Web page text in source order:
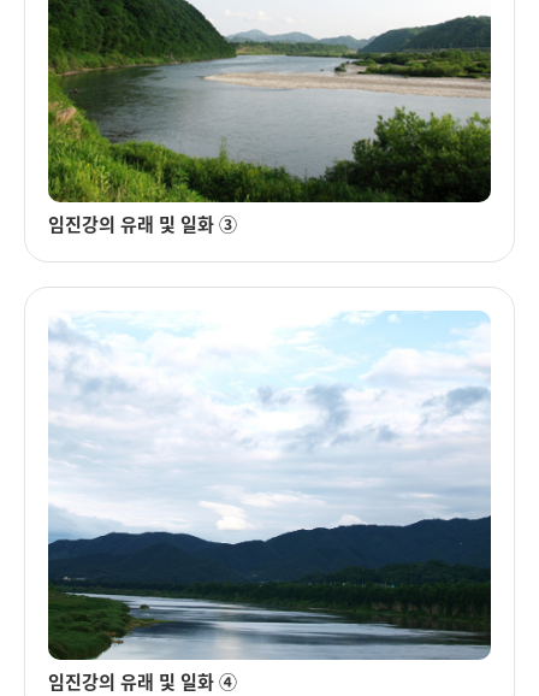
임진강의 유래 및 일화 ③
임진강의 유래 및 일화 ④